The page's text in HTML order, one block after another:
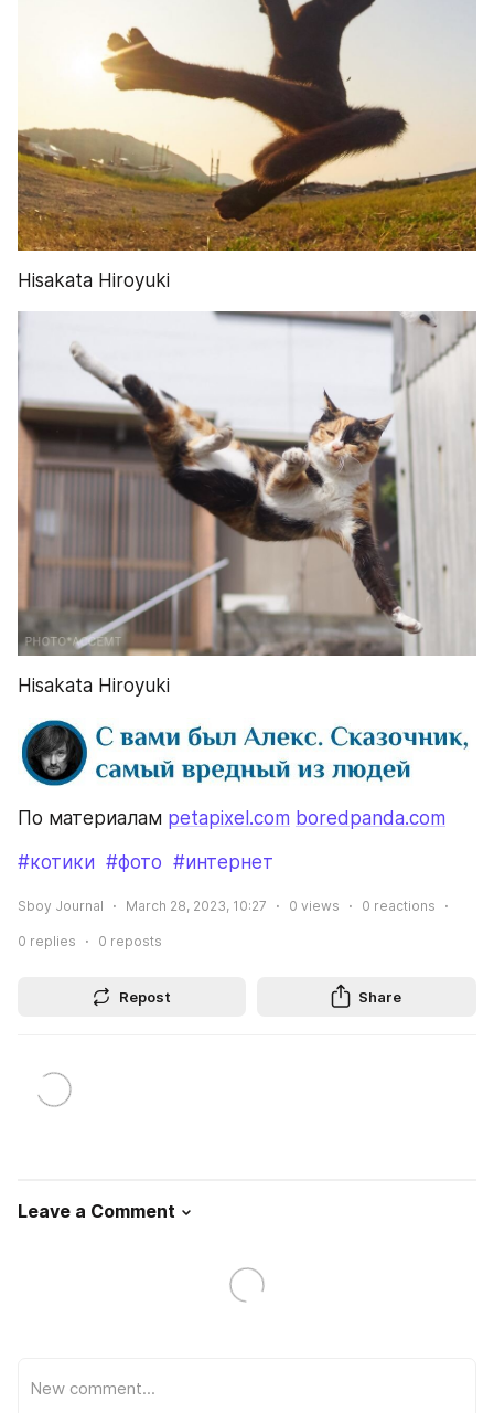
Hisakata Hiroyuki
Hisakata Hiroyuki
По материалам petapixel.com boredpanda.com
#котики #фото #интернет
Sboy Journal March 28, 2023, 10:27 0 views 0 reactions
0 replies 0 reposts
Repost Share
Leave a Comment